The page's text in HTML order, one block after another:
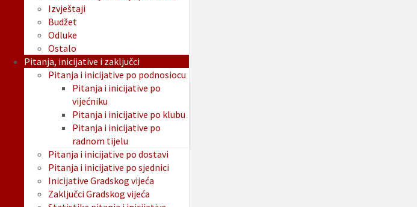
Izvještaji
Budžet
Odluke
Ostalo
Pitanja, inicijative i zaključci
Pitanja i inicijative po podnosiocu
Pitanja i inicijative po
vijećniku
Pitanja i inicijative po klubu
Pitanja i inicijative po
radnom tijelu
Pitanja i inicijative po dostavi
Pitanja i inicijative po sjednici
Inicijative Gradskog vijeća
Zaključci Gradskog vijeća